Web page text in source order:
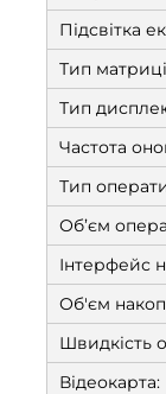
Підсвітка
Тип
Тип
Частота
Тип
Об’єм
Інтерфейс
Об'єм
Швидкість
Відеокарта: